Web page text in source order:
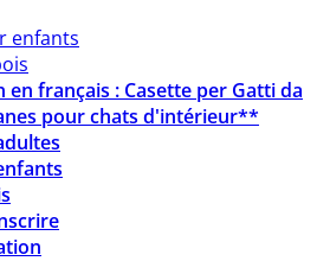
enfants
français : Casette per Gatti da
pour chats d'intérieur**